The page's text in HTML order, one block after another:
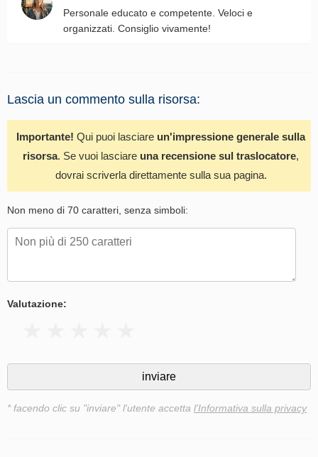
Personale educato e competente. Veloci e
organizzati. Consiglio vivamente!
Lascia un commento sulla risorsa:
Importante! Qui puoi lasciare un'impressione generale sulla
risorsa. Se vuoi lasciare una recensione sul traslocatore,
dovrai scriverla direttamente sulla sua pagina.
Non meno di 70 caratteri, senza simboli:
Valutazione:
* facendo clic su "inviare" l'utente accetta l'Informativa sulla privacy